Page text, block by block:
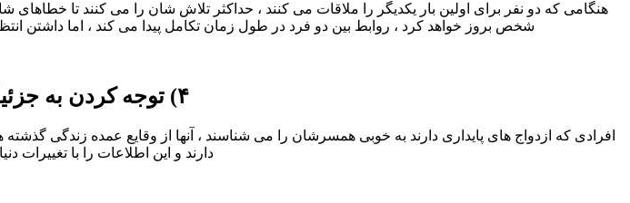
هنگامی که دو نفر برای اولین بار یکدیگر را ملاقات می کنند ، حداکثر تلاش شان را می کنند تا
شخص بروز خواهد کرد ، روابط بین دو فرد در طول زمان تکامل پیدا می کند ، اما داشتن
۴) توجه کردن به جزئیات زندگی همسر
افرادی که ازدواج های پایداری دارند به خوبی همسرشان را می شناسند ، آنها از وقایع عمده زندگی
دارند و این اطلاعات را با تغییرات